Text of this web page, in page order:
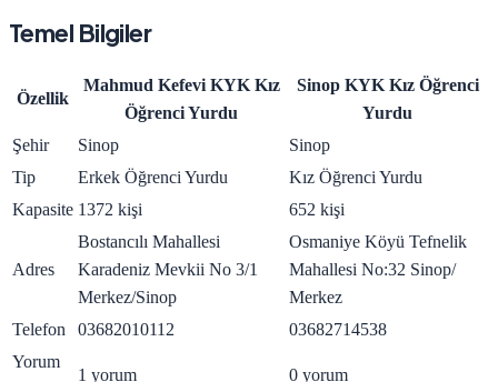
Temel Bilgiler
Özellik
Mahmud Kefevi KYK Kız
Öğrenci Yurdu
Sinop KYK Kız Öğrenci
Yurdu
Şehir
Sinop
Sinop
Tip
Erkek Öğrenci Yurdu
Kız Öğrenci Yurdu
Kapasite 1372 kişi 652 kişi
Adres
Bostancılı Mahallesi
Karadeniz Mevkii No 3/1
Merkez/Sinop
Osmaniye Köyü Tefnelik
Mahallesi No:32 Sinop/
Merkez
Telefon
03682010112
03682714538
Yorum
1 yorum 0 yorum